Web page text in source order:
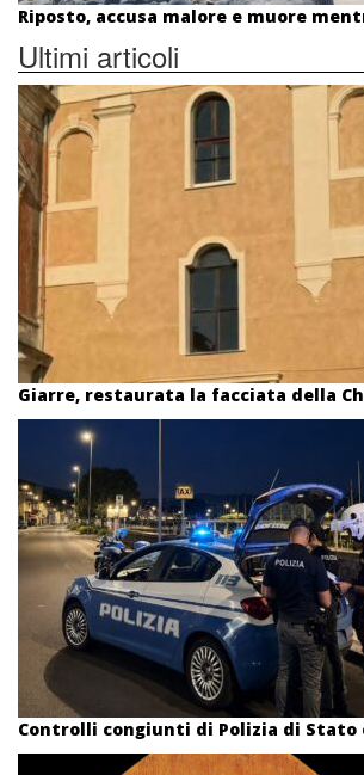
Riposto, accusa malore e muore
Ultimi articoli
Giarre, restaurata la facciata della
Controlli congiunti di Polizia di Stato